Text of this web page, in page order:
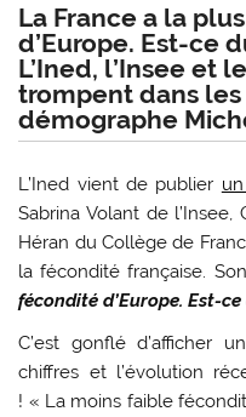
La France a la
d’Europe. Est-ce
L’Ined, l’Insee et
trompent dans
démographe
L’Ined vient de publier
Sabrina Volant de l’Insee,
Héran du Collège de
la fécondité française.
fécondité d’Europe. Est-
C’est gonflé d’afficher
chiffres et l’évolution
! « La moins faible